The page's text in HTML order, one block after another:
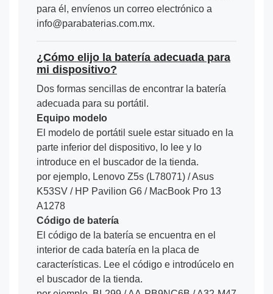
para él, envíenos un correo electrónico a
info@parabaterias.com.mx.
¿Cómo elijo la batería adecuada para
mi dispositivo?
Dos formas sencillas de encontrar la batería
adecuada para su portátil.
Equipo modelo
El modelo de portátil suele estar situado en la
parte inferior del dispositivo, lo lee y lo
introduce en el buscador de la tienda.
por ejemplo, Lenovo Z5s (L78071) / Asus
K53SV / HP Pavilion G6 / MacBook Pro 13
A1278
Código de batería
El código de la batería se encuentra en el
interior de cada batería en la placa de
características. Lee el código e introdúcelo en
el buscador de la tienda.